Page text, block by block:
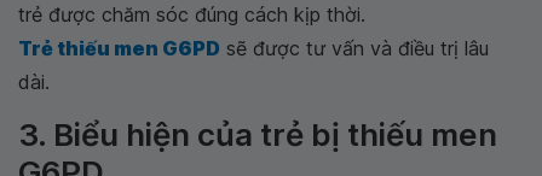
trẻ được chăm sóc đúng cách kịp thời.
Trẻ thiếu men G6PD sẽ được tư vấn và điều trị lâu
dài.
3. Biểu hiện của trẻ bị thiếu men